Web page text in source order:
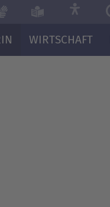
WIRTSCHAFT